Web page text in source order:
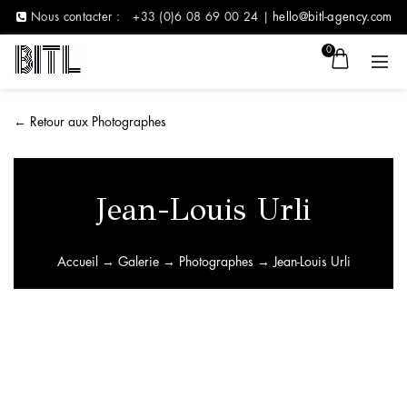
Nous contacter : +33 (0)6 08 69 00 24 | hello@bitl-agency.com
0
← Retour aux Photographes
Jean-Louis Urli
Accueil → Galerie→ Photographes → Jean-Louis Urli